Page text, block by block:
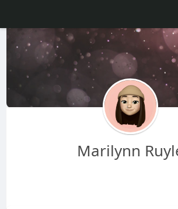
Marilynn